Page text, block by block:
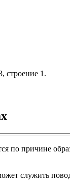
строение 1.
по причине
служить